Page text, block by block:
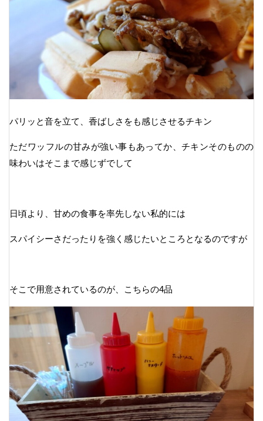
パリッと音を立て、香ばしさをも感じさせるチキン
ただワッフルの甘みが強い事もあってか、チキンそのものの
味わいはそこまで感じずでして
日頃より、甘めの食事を率先しない私的には
スパイシーさだったりを強く感じたいところとなるのですが
そこで用意されているのが、こちらの4品